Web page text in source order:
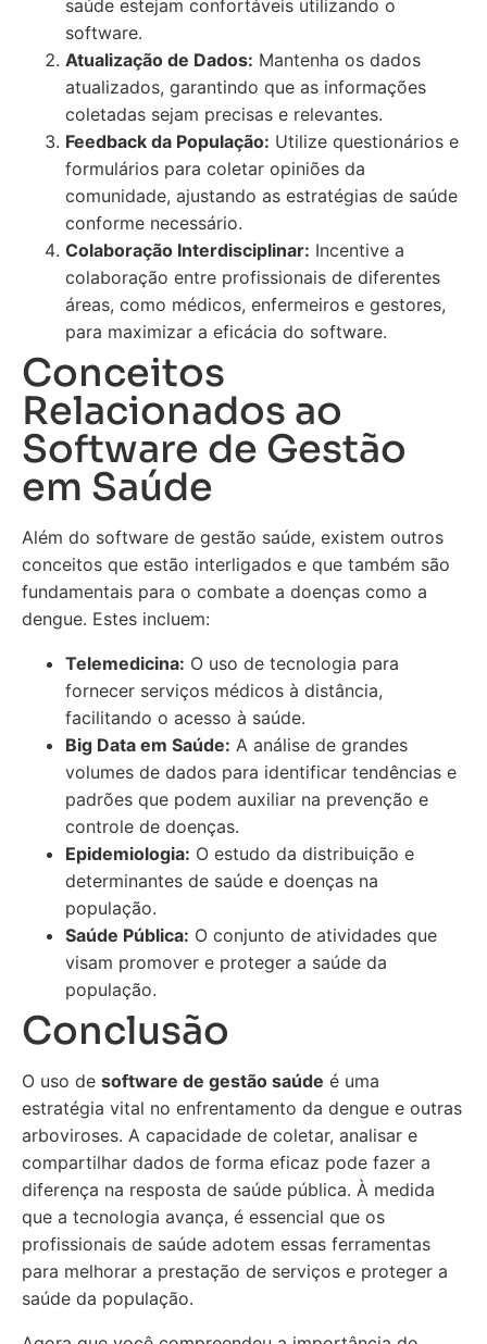
saúde estejam confortáveis utilizando o
software.
Atualização de Dados: Mantenha os dados
atualizados, garantindo que as informações
coletadas sejam precisas e relevantes.
Feedback da População: Utilize questionários e
formulários para coletar opiniões da
comunidade, ajustando as estratégias de saúde
conforme necessário.
Colaboração Interdisciplinar: Incentive a
colaboração entre profissionais de diferentes
áreas, como médicos, enfermeiros e gestores,
para maximizar a eficácia do software.
Conceitos
Relacionados ao
Software de Gestão
em Saúde
Além do software de gestão saúde, existem outros
conceitos que estão interligados e que também são
fundamentais para o combate a doenças como a
dengue. Estes incluem:
Telemedicina: O uso de tecnologia para
fornecer serviços médicos à distância,
facilitando o acesso à saúde.
Big Data em Saúde: A análise de grandes
volumes de dados para identificar tendências e
padrões que podem auxiliar na prevenção e
controle de doenças.
Epidemiologia: O estudo da distribuição e
determinantes de saúde e doenças na
população.
Saúde Pública: O conjunto de atividades que
visam promover e proteger a saúde da
população.
Conclusão
O uso de software de gestão saúde é uma
estratégia vital no enfrentamento da dengue e outras
arboviroses. A capacidade de coletar, analisar e
compartilhar dados de forma eficaz pode fazer a
diferença na resposta de saúde pública. À medida
que a tecnologia avança, é essencial que os
profissionais de saúde adotem essas ferramentas
para melhorar a prestação de serviços e proteger a
saúde da população.